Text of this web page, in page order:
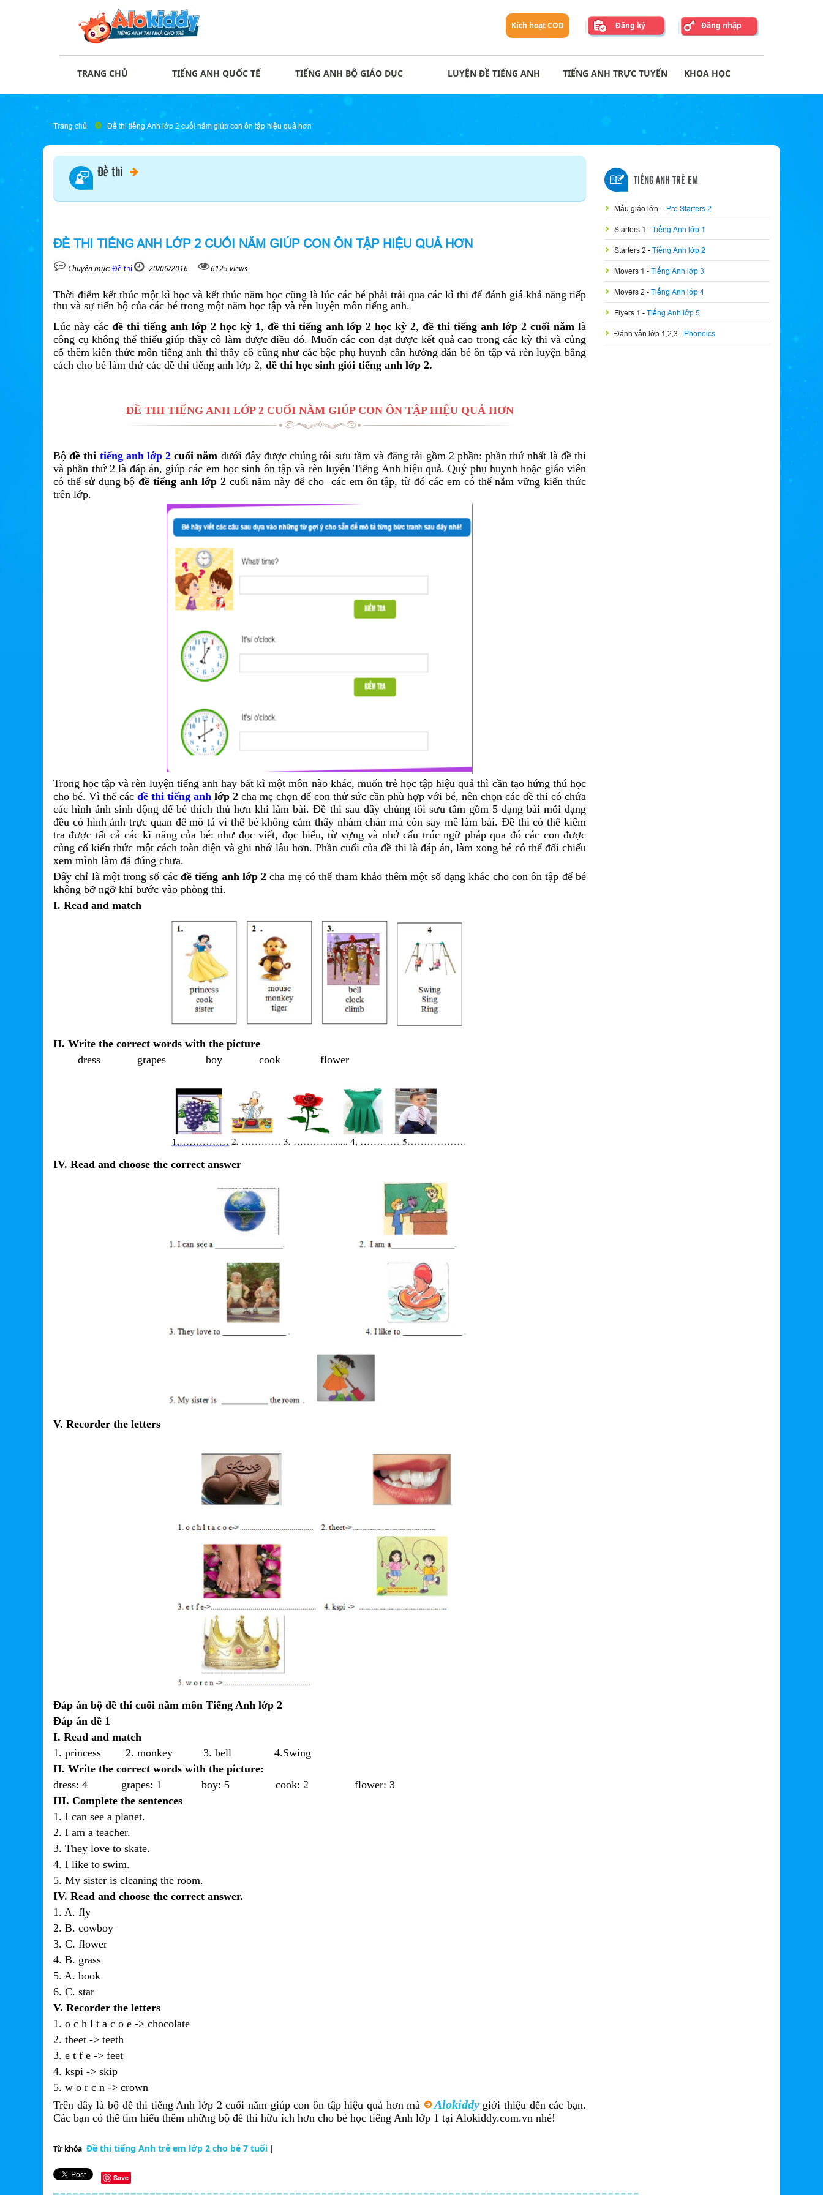
Đăng nhập
Đăng ký
Kích hoạt COD
TRANG CHỦ TIẾNG ANH QUỐC TẾ TIẾNG ANH BỘ GIÁO DỤC LUYỆN ĐỀ TIẾNG ANH TIẾNG ANH TRỰC TUYẾN KHOA HỌC
Trang chủ Đề thi tiếng Anh lớp 2 cuối năm giúp con ôn tập hiệu quả hơn
Đề thi
ĐỀ THI TIẾNG ANH LỚP 2 CUỐI NĂM GIÚP CON ÔN TẬP HIỆU QUẢ HƠN
Chuyên mục:Đề thi 20/06/2016 6125 views
Thời điểm kết thúc một kì học và kết thúc năm học cũng là lúc các bé phải trải qua các kì thi để đánh giá khả năng tiếp
thu và sự tiến bộ của các bé trong một năm học tập và rèn luyện môn tiếng anh.
Lúc này các đề thi tiếng anh lớp 2 học kỳ 1, đề thi tiếng anh lớp 2 học kỳ 2, đề thi tiếng anh lớp 2 cuối năm là
công cụ không thể thiếu giúp thầy cô làm được điều đó. Muốn các con đạt được kết quả cao trong các kỳ thi và củng
cố thêm kiến thức môn tiếng anh thì thầy cô cũng như các bậc phụ huynh cần hướng dẫn bé ôn tập và rèn luyện bằng
cách cho bé làm thử các đề thi tiếng anh lớp 2, đề thi học sinh giỏi tiếng anh lớp 2.
ĐỀ THI TIẾNG ANH LỚP 2 CUỐI NĂM GIÚP CON ÔN TẬP HIỆU QUẢ HƠN
Bộđề thi tiếng anh lớp 2 cuối năm dưới đây được chúng tôi sưu tầm và đăng tải gồm 2 phần: phần thứ nhất là đề thi
và phần thứ 2 là đáp án, giúp các em học sinh ôn tập và rèn luyện Tiếng Anh hiệu quả. Quý phụ huynh hoặc giáo viên
có thể sử dụng bộđề tiếng anh lớp 2cuối năm này để cho các em ôn tập, từ đó các em có thể nắm vững kiến thức
trên lớp.
Trong học tập và rèn luyện tiếng anh hay bất kì một môn nào khác, muốn trẻ học tập hiệu quả thì cần tạo hứng thú học
cho bé. Vì thế các đề thi tiếng anh lớp 2 cha mẹ chọn để con thử sức cần phù hợp với bé, nên chọn các đề thi có chứa
các hình ảnh sinh động để bé thích thú hơn khi làm bài. Đề thi sau đây chúng tôi sưu tầm gồm 5 dạng bài mỗi dạng
đều có hình ảnh trực quan để mô tả vì thế bé không cảm thấy nhàm chán mà còn say mê làm bài. Đề thi có thể kiểm
tra được tất cả các kĩ năng của bé: như đọc viết, đọc hiểu, từ vựng và nhớ cấu trúc ngữ pháp qua đó các con được
củng cố kiến thức một cách toàn diện và ghi nhớ lâu hơn. Phần cuối của đề thi là đáp án, làm xong bé có thể đối chiếu
xem mình làm đã đúng chưa.
Đây chỉ là một trong số các đề tiếng anh lớp 2 cha mẹ có thể tham khảo thêm một số dạng khác cho con ôn tập để bé
không bỡ ngỡ khi bước vào phòng thi.
I. Read and match
II. Write the correct words with the picture
dress grapes boy cook flower
IV. Read and choose the correct answer
V. Recorder the letters
Đáp án bộ đề thi cuối năm môn Tiếng Anh lớp 2
Đáp án đề 1
I. Read and match
1. princess 2. monkey 3. bell 4.Swing
II. Write the correct words with the picture:
dress: 4 grapes: 1 boy: 5 cook: 2 flower: 3
III. Complete the sentences
1. I can see a planet.
2. I am a teacher.
3. They love to skate.
4. I like to swim.
5. My sister is cleaning the room.
IV. Read and choose the correct answer.
1. A. fly
2. B. cowboy
3. C. flower
4. B. grass
5. A. book
6. C. star
V. Recorder the letters
1. o c h l t a c o e -> chocolate
2. theet -> teeth
3. e t f e -> feet
4. kspi -> skip
5. w o r c n -> crown
Trên đây là bộ đề thi tiếng Anh lớp 2 cuối năm giúp con ôn tập hiệu quả hơn mà
Alokiddygiới thiệu đến các bạn.
Các bạn có thể tìm hiểu thêm những bộ đề thi hữu ích hơn cho bé học tiếng Anh lớp 1 tại Alokiddy.com.vn nhé!
Từ khóa Đề thi tiếng Anh trẻ em lớp 2 cho bé 7 tuổi |
Save
TIẾNG ANH TRẺ EM
Mẫu giáo lớn – Pre Starters 2
Starters 1 - Tiếng Anh lớp 1
Starters 2 - Tiếng Anh lớp 2
Movers 1 - Tiếng Anh lớp 3
Movers 2 - Tiếng Anh lớp 4
Flyers 1 - Tiếng Anh lớp 5
Đánh vần lớp 1,2,3 - Phoneics